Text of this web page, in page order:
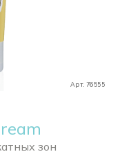
Арт. 76555
зон